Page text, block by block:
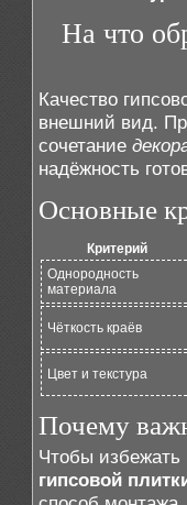
На что
Качество
внешний вид.
сочетание
надёжность
Основные
Критерий
Однородность
материала
Чёткость краёв
Цвет и текстура
Почему
Чтобы
гипсовой